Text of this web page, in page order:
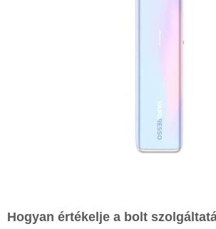
Hogyan értékelje a bolt